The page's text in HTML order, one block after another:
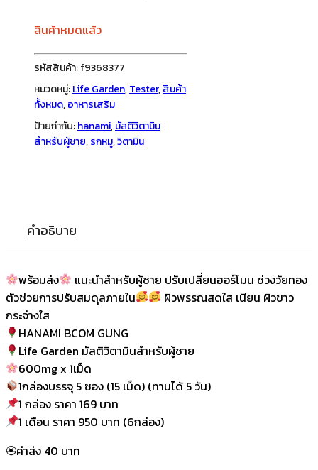
สินค้าหมดแล้ว
รหัสสินค้า:f9368377
หมวดหมู่:Life Garden,Tester,สินค้า
ทั้งหมด,อาหารเสริม
ป้ายกำกับ:hanami,มัลติวิตามิน
สำหรับผู้ชาย,รกหมู,วิตามิน
คำอธิบาย
พร้อมส่ง
แนะนำสำหรับผู้ชาย ปรับเปลี่ยนฮอร์โมน ช่วงวัยทอง
ตัวช่วยการปรับสมดุลภายใน
ผิวพรรณสดใส เนียน ผิวขาว
กระจ่างใส
HANAMI BCOM GUNG
Life Garden มัลติวิตามินสำหรับผู้ชาย
600mg x 1เม็ด
1กล่องบรรจุ 5 ซอง (15 เม็ด) (ทานได้ 5 วัน)
1 กล่อง ราคา 169 บาท
1 เดือน ราคา 950 บาท (6กล่อง)
🏵ค่าส่ง 40 บาท